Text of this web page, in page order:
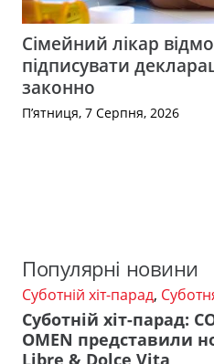
Сімейний лікар
підписувати
законно
П’ятниця, 7 Серпня, 2026
Популярні новини
Суботній хіт-парад,
Суботній хіт-парад:
OMEN представили
Libre & Dolce Vita